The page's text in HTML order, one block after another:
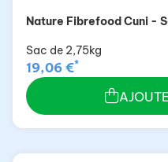
Nature Fibrefood Cuni -
Sac de 2,75kg
19,06 €*